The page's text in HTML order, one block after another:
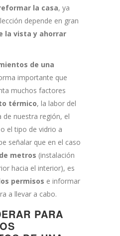
la casa, ya
depende en gran
la vista y ahorrar
de una
importante que
muchos factores
térmico, la labor del
de nuestra región, el
el tipo de vidrio a
señalar que en el caso
metros (instalación
hacia el interior), es
permisos e informar
a llevar a cabo.
PARA